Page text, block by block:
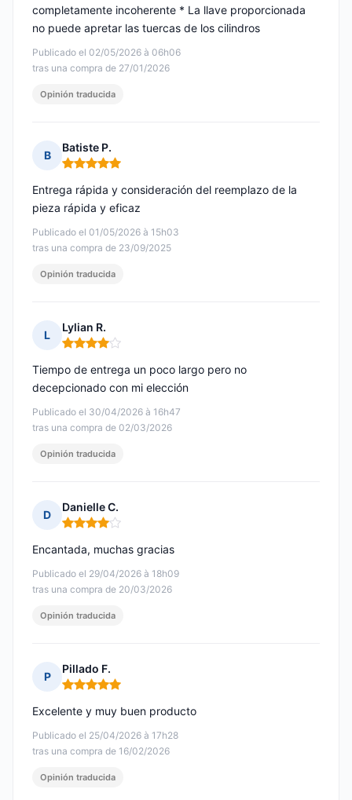
Publicado el 02/05/2026 à 06h06
tras una compra de 27/01/2026
completamente incoherente * La llave proporcionada
no puede apretar las tuercas de los cilindros
Opinión traducida
B
Batiste P.
Nota: 5 de 5
Publicado el 01/05/2026 à 15h03
tras una compra de 23/09/2025
Entrega rápida y consideración del reemplazo de la
pieza rápida y eficaz
Opinión traducida
L
Lylian R.
Nota: 4 de 5
Publicado el 30/04/2026 à 16h47
tras una compra de 02/03/2026
Tiempo de entrega un poco largo pero no
decepcionado con mi elección
Opinión traducida
D
Danielle C.
Nota: 4 de 5
Publicado el 29/04/2026 à 18h09
tras una compra de 20/03/2026
Encantada, muchas gracias
Opinión traducida
P
Pillado F.
Nota: 5 de 5
Publicado el 25/04/2026 à 17h28
tras una compra de 16/02/2026
Excelente y muy buen producto
Opinión traducida